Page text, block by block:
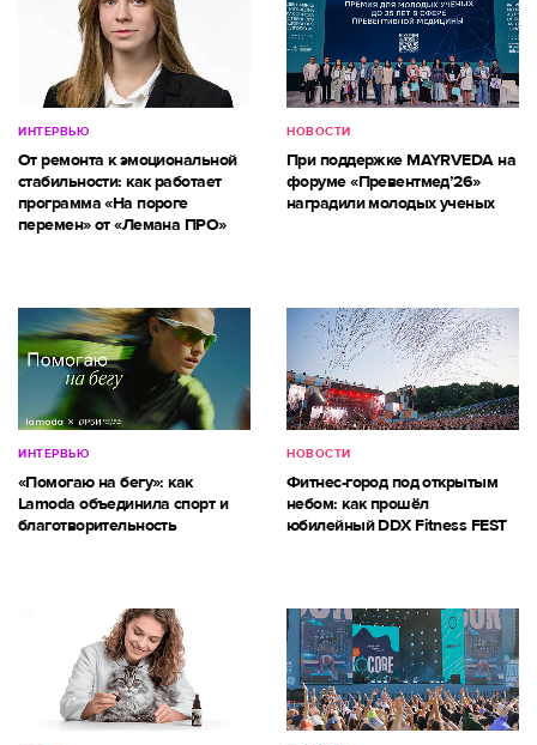
ИНТЕРВЬЮ
От ремонта к эмоциональной
стабильности: как работает
программа «На пороге
перемен» от «Лемана ПРО»
НОВОСТИ
При поддержке MAYRVEDA на
форуме «Превентмед’26»
наградили молодых ученых
ИНТЕРВЬЮ
«Помогаю на бегу»: как
Lamoda объединила спорт и
благотворительность
НОВОСТИ
Фитнес-город под открытым
небом: как прошёл
юбилейный DDX Fitness FEST